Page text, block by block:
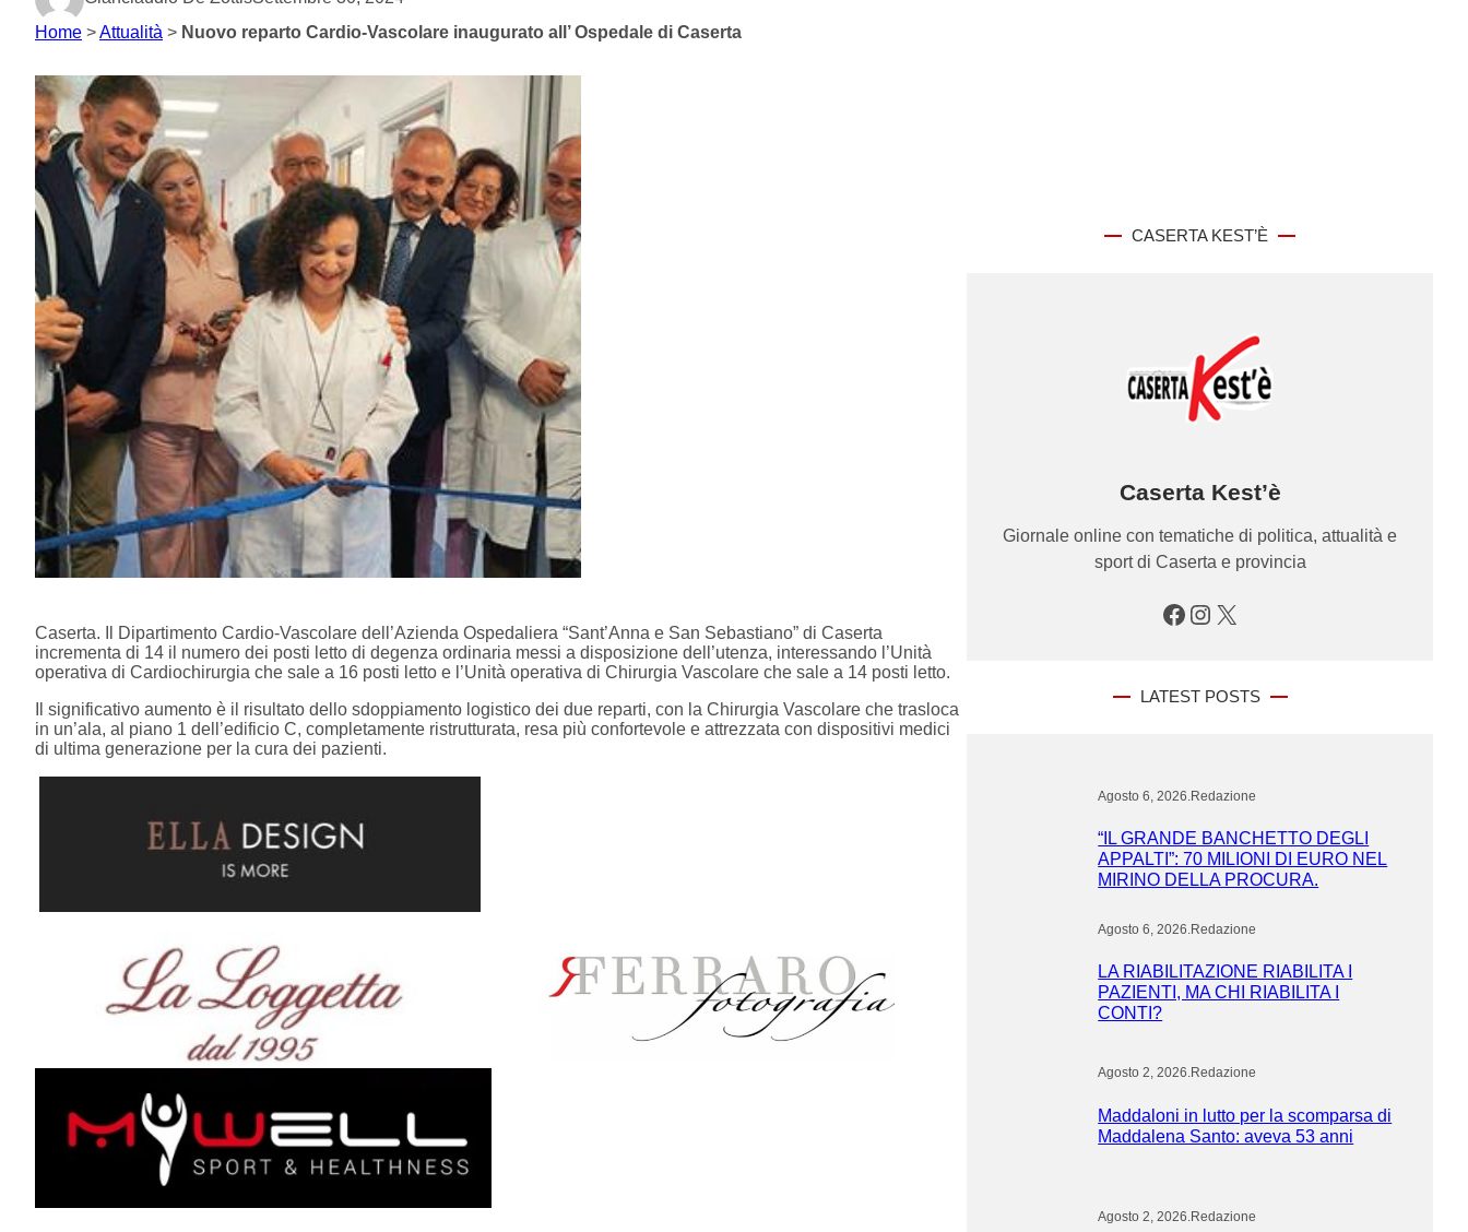
Home >Attualità > Nuovo reparto Cardio-Vascolare inaugurato all’ Ospedale di Caserta
Caserta. Il Dipartimento Cardio-Vascolare dell’Azienda Ospedaliera “Sant’Anna e San Sebastiano” di Caserta
incrementa di 14 il numero dei posti letto di degenza ordinaria messi a disposizione dell’utenza, interessando l’Unità
operativa di Cardiochirurgia che sale a 16 posti letto e l’Unità operativa di Chirurgia Vascolare che sale a 14 posti letto.
Il significativo aumento è il risultato dello sdoppiamento logistico dei due reparti, con la Chirurgia Vascolare che trasloca
in un’ala, al piano 1 dell’edificio C, completamente ristrutturata, resa più confortevole e attrezzata con dispositivi medici
di ultima generazione per la cura dei pazienti.
CASERTA KEST’È
Caserta Kest’è
Giornale online con tematiche di politica, attualità e
sport di Caserta e provincia
Facebook Instagram X
LATEST POSTS
Agosto 6, 2026 Redazione
“IL GRANDE BANCHETTO DEGLI
APPALTI”: 70 MILIONI DI EURO NEL
MIRINO DELLA PROCURA.
Agosto 6, 2026 Redazione
LA RIABILITAZIONE RIABILITA I
PAZIENTI, MA CHI RIABILITA I
CONTI?
Agosto 2, 2026.Redazione
Maddaloni in lutto per la scomparsa di
Maddalena Santo: aveva 53 anni
Agosto 2, 2026 Redazione